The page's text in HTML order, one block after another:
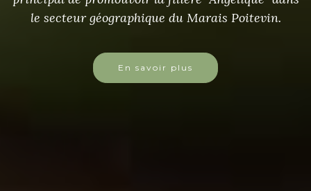
le secteur géographique du Marais Poitevin.
En savoir plus